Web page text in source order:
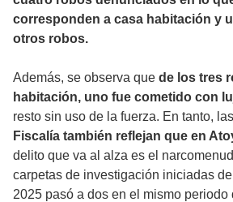
corresponden a casa habitación y
otros robos.
Además, se observa que de los tres
habitación, uno fue cometido con
resto sin uso de la fuerza. En tanto, las
Fiscalía también reflejan que en
delito que va al alza es el
carpetas de investigación iniciadas
2025 pasó a dos en el mismo periodo